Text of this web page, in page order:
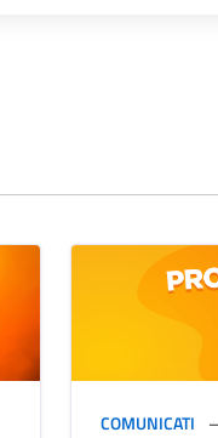
COMUNICATI